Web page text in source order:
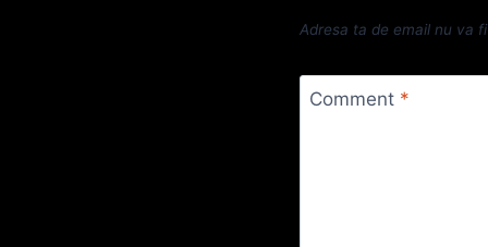
Adresa ta de email nu va
Comment *